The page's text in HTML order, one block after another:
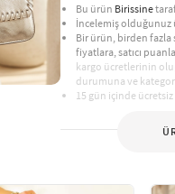
Bu ürün Birissine
İncelemiş olduğunuz
Bir ürün, birden fazla
fiyatlara, satıcı
kargo ücretlerinin
durumuna ve
15 gün içinde